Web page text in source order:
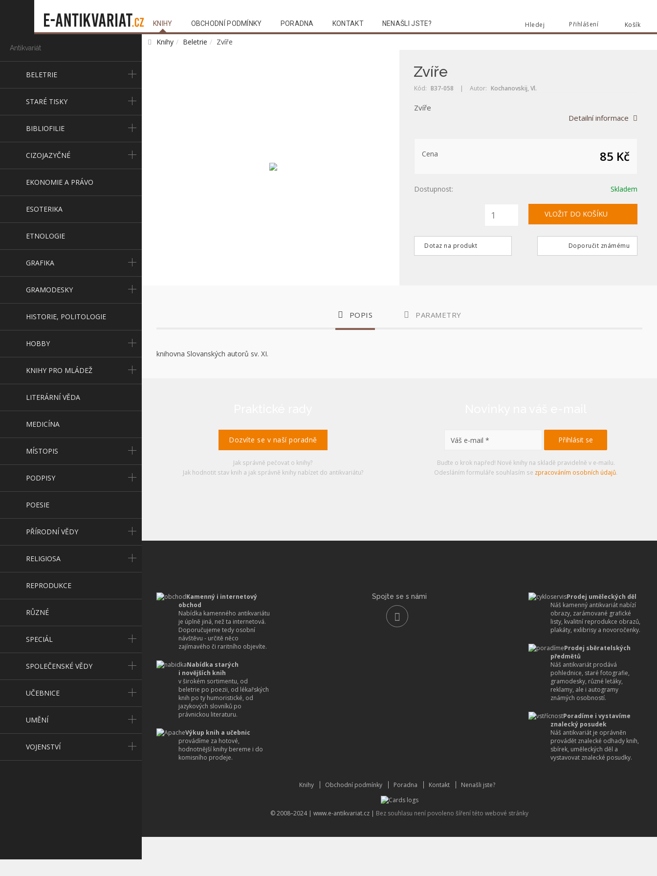
Košík
Přihlášení
Hledej
KNIHY OBCHODNÍ PODMÍNKY PORADNA KONTAKT NENAŠLI JSTE?
Antikvariát
BELETRIE
STARÉ TISKY
BIBLIOFILIE
CIZOJAZYČNÉ
EKONOMIE A PRÁVO
ESOTERIKA
ETNOLOGIE
GRAFIKA
GRAMODESKY
HISTORIE, POLITOLOGIE
HOBBY
KNIHY PRO MLÁDEŽ
LITERÁRNÍ VĚDA
MEDICÍNA
MÍSTOPIS
PODPISY
POESIE
PŘÍRODNÍ VĚDY
RELIGIOSA
REPRODUKCE
RŮZNÉ
SPECIÁL
SPOLEČENSKÉ VĚDY
UČEBNICE
UMĚNÍ
VOJENSTVÍ
Knihy Beletrie Zvíře
Zvíře
Kód: B37-058 | Autor: Kochanovskij, Vl.
Zvíře
Detailní informace
Cena 85 Kč
Dostupnost: Skladem
Dotaz na produkt Doporučit známému
POPIS PARAMETRY
knihovna Slovanských autorů sv. XI.
Dozvíte se v naší poradně
Jak správně pečovat o knihy?
Jak hodnotit stav knih a jak správně knihy nabízet do antikvariátu?
Buďte o krok napřed! Nové knihy na skladě pravidelně v e-mailu.
Odesláním formuláře souhlasím se zpracováním osobních údajů.
Kamenný i internetový
obchod
Nabídka kamenného antikvariátu
je úplně jiná, než ta internetová.
Doporučujeme tedy osobní
návštěvu - určitě něco
zajímavého či raritního objevíte.
Nabídka starých
i novějších knih
v širokém sortimentu, od
beletrie po poezii, od lékařských
knih po ty humoristické, od
jazykových slovníků po
právnickou literaturu.
Výkup knih a učebnic
provádíme za hotové,
hodnotnější knihy bereme i do
komisního prodeje.
Prodej uměleckých děl
Náš kamenný antikvariát nabízí
obrazy, zarámované grafické
listy, kvalitní reprodukce obrazů,
plakáty, exlibrisy a novoročenky.
Prodej sběratelských
předmětů
Náš antikvariát prodává
pohlednice, staré fotografie,
gramodesky, různé letáky,
reklamy, ale i autogramy
známých osobností.
Poradíme i vystavíme
znalecký posudek
Náš antikvariát je oprávněn
provádět znalecké odhady knih,
sbírek, uměleckých děl a
vystavovat znalecké posudky.
Spojte se s námi
Knihy Obchodní podmínky Poradna Kontakt Nenašli jste?
© 2008–2024 | www.e-antikvariat.cz | Bez souhlasu není povoleno šíření této webové stránky